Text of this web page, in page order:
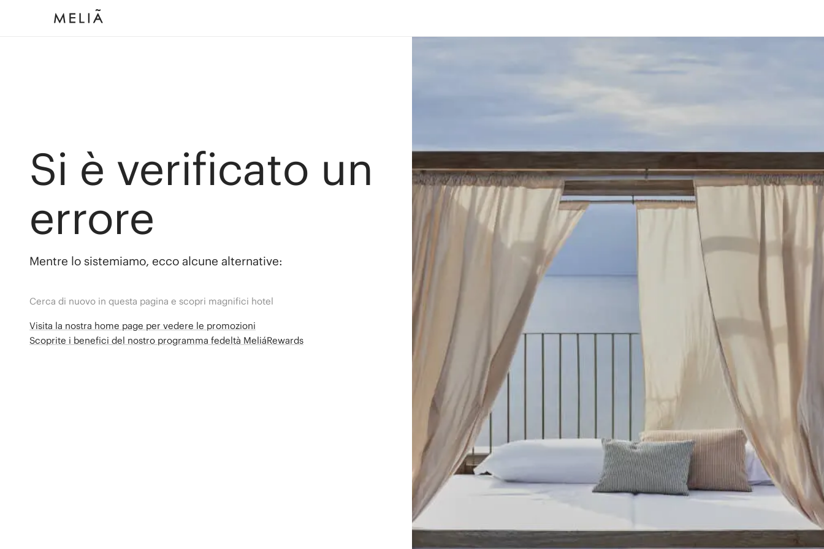
Si è verificato un
errore
Mentre lo sistemiamo, ecco alcune alternative:
Cerca di nuovo in questa pagina e scopri magnifici hotel
Visita la nostra home page per vedere le promozioni
Scoprite i benefici del nostro programma fedeltà MeliáRewards